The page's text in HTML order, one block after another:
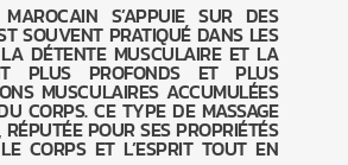
S’APPUIE SUR DES
SOUVENT PRATIQUÉ DANS LES
DÉTENTE MUSCULAIRE ET LA
PLUS PROFONDS ET PLUS
MUSCULAIRES ACCUMULÉES
CORPS. CE TYPE DE MASSAGE
POUR SES PROPRIÉTÉS
CORPS ET L’ESPRIT TOUT EN